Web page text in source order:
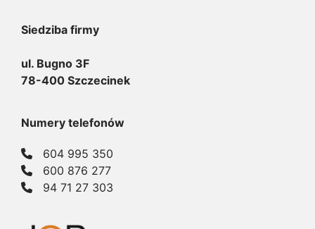
Siedziba firmy
ul. Bugno 3F
78-400 Szczecinek
Numery telefonów
604 995 350
600 876 277
94 71 27 303